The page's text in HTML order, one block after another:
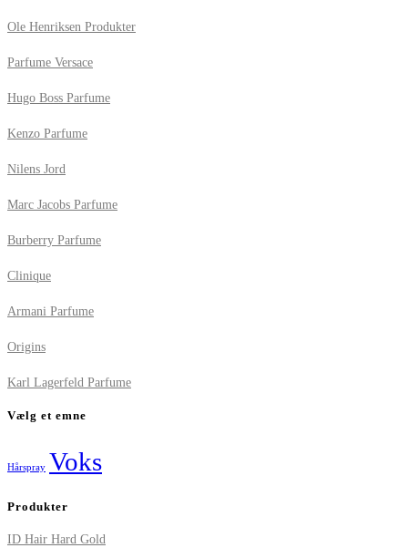
Ole Henriksen Produkter
Parfume Versace
Hugo Boss Parfume
Kenzo Parfume
Nilens Jord
Marc Jacobs Parfume
Burberry Parfume
Clinique
Armani Parfume
Origins
Karl Lagerfeld Parfume
Vælg et emne
Hårspray Voks
Produkter
ID Hair Hard Gold